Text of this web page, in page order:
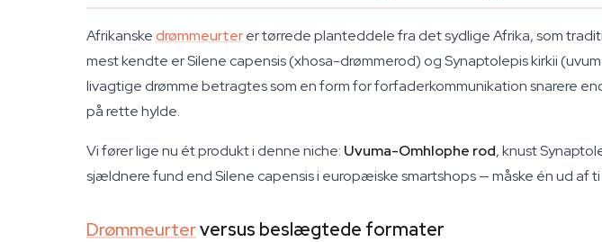
Afrikanskedrømmeurterer tørrede planteddele fra det sydlige Afrika, som
mest kendte er Silene capensis (xhosa-drømmerod) og Synaptolepis kirkii
livagtige drømme betragtes som en form for forfaderkommunikation snarere
på rette hylde.
Vi fører lige nu ét produkt i denne niche: Uvuma-Omhlophe rod, knust
sjældnere fund end Silene capensis i europæiske smartshops — måske én ud
Drømmeurterversus beslægtede formater